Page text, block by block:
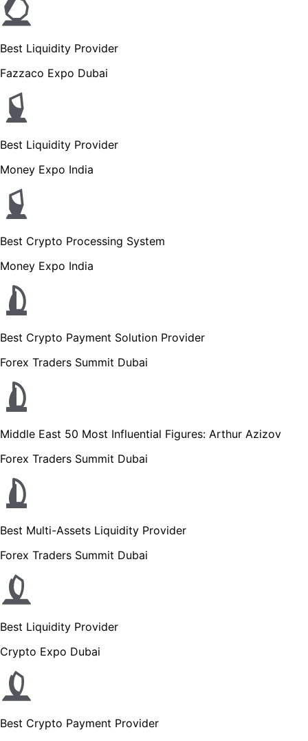
Best Liquidity Provider
Fazzaco Expo Dubai
Best Liquidity Provider
Money Expo India
Best Crypto Processing System
Money Expo India
Best Crypto Payment Solution Provider
Forex Traders Summit Dubai
Middle East 50 Most Influential Figures: Arthur Azizov
Forex Traders Summit Dubai
Best Multi-Assets Liquidity Provider
Forex Traders Summit Dubai
Best Liquidity Provider
Crypto Expo Dubai
Best Crypto Payment Provider